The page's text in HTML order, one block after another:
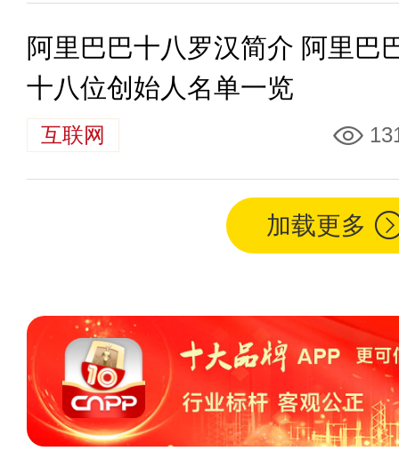
阿里巴巴十八罗汉简介 阿里巴
十八位创始人名单一览
互联网
加载更多